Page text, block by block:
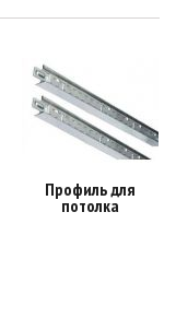
Профиль для
потолка